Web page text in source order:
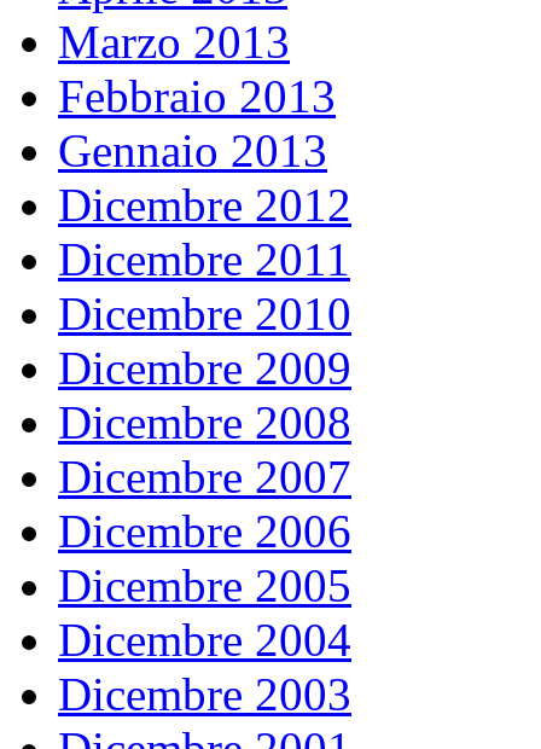
Marzo 2013
Febbraio 2013
Gennaio 2013
Dicembre 2012
Dicembre 2011
Dicembre 2010
Dicembre 2009
Dicembre 2008
Dicembre 2007
Dicembre 2006
Dicembre 2005
Dicembre 2004
Dicembre 2003